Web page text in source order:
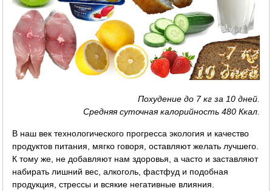
Похудение до 7 кг за 10 дней.
Средняя суточная калорийность 480 Ккал.
В наш век технологического прогресса экология и качество
продуктов питания, мягко говоря, оставляют желать лучшего.
К тому же, не добавляют нам здоровья, а часто и заставляют
набирать лишний вес, алкоголь, фастфуд и подобная
продукция, стрессы и всякие негативные влияния.